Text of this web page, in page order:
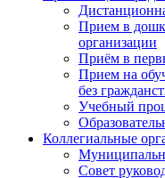
Прием в
организации
Приём в
Прием на
без
Учебный
Коллегиальные
Совет